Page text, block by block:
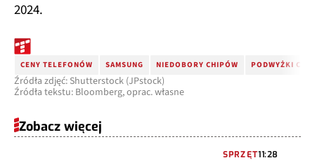
2024.
CENY TELEFONÓW SAMSUNG NIEDOBORY CHIPÓW PODWYŻKI
Źródła zdjęć: Shutterstock (JPstock)
Źródła tekstu: Bloomberg, oprac. własne
Zobacz więcej
SPRZĘT11:28